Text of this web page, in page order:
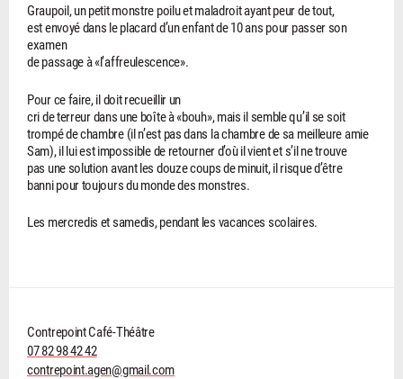
Graupoil, un petit monstre poilu et maladroit ayant peur de tout,
est envoyé dans le placard d’un enfant de 10 ans pour passer son
examen
de passage à «l’affreulescence».
Pour ce faire, il doit recueillir un
cri de terreur dans une boîte à «bouh», mais il semble qu’il se soit
trompé de chambre (il n’est pas dans la chambre de sa meilleure amie
Sam), il lui est impossible de retourner d’où il vient et s’il ne trouve
pas une solution avant les douze coups de minuit, il risque d’être
banni pour toujours du monde des monstres.
Les mercredis et samedis, pendant les vacances scolaires.
Contrepoint Café-Théâtre
07 82 98 42 42
contrepoint.agen@gmail.com